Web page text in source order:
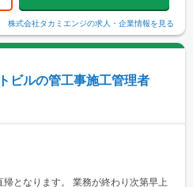
株式会社タカミエンジの求人・企業情報を見る
ビルの管工事施工管理者
となります。 業務が終わり次第早上